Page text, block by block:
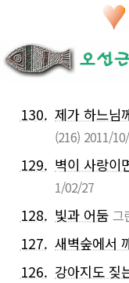
130. 제가 하느님
(216) 2011/
129. 벽이 사랑이
1/02/27
128. 빛과 어둠 그
127. 새벽숲에서
126. 강아지도 짖